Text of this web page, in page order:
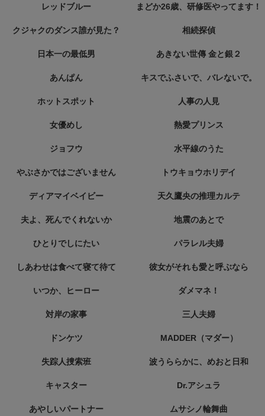
レッドブルー まどか26歳、研修医やってます！
クジャクのダンス誰が見た？ 相続探偵
日本一の最低男 あきない世傳 金と銀２
あんぱん キスでふさいで、バレないで。
ホットスポット 人事の人見
女優めし 熱愛プリンス
ジョフウ 水平線のうた
やぶさかではございません トウキョウホリデイ
ディアマイベイビー 天久鷹央の推理カルテ
夫よ、死んでくれないか 地震のあとで
ひとりでしにたい パラレル夫婦
しあわせは食べて寝て待て 彼女がそれも愛と呼ぶなら
いつか、ヒーロー ダメマネ！
対岸の家事 三人夫婦
ドンケツ MADDER（マダー）
失踪人捜索班 波うららかに、めおと日和
キャスター Dr.アシュラ
あやしいパートナー ムサシノ輪舞曲